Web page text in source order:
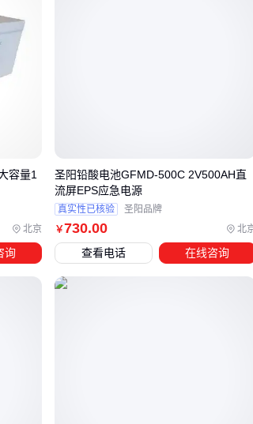
的提前失效
普通
型号可延长电池寿命30%
。
日常维护有哪些容易被忽视的点？
电池测试仪
北京
容量1
询
￥730.00 北
圣阳铅酸电池GFMD-500C 2V500AH直
流屏EPS应急电源
真实性已核验 圣阳品牌
查看电话 在线咨询